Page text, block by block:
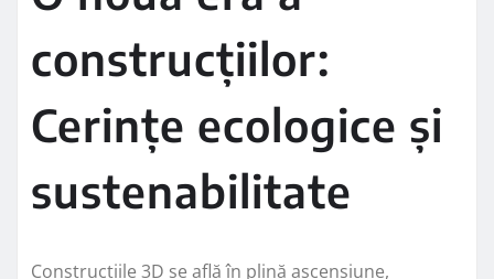
construcțiilor:
Cerințe ecologice și
sustenabilitate
Construcțiile 3D se află în plină ascensiune,